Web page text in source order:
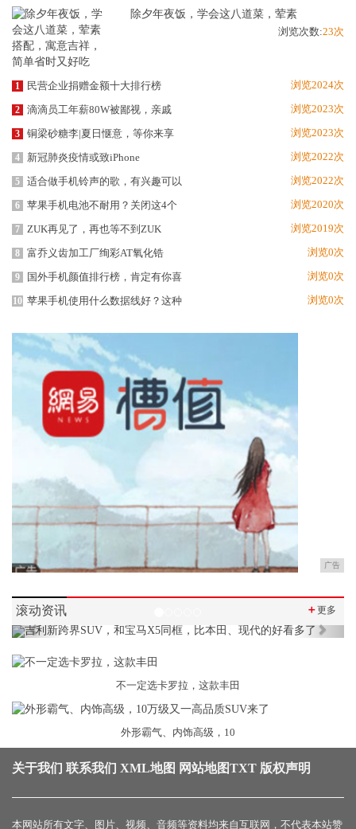
除夕年夜饭，学会这八道菜，荤素
浏览次数:23次
1 民营企业捐赠金额十大排行榜 浏览2024次
2 滴滴员工年薪80W被鄙视，亲戚 浏览2023次
3 铜梁砂糖李|夏日惬意，等你来享 浏览2023次
4 新冠肺炎疫情或致iPhone 浏览2022次
5 适合做手机铃声的歌，有兴趣可以 浏览2022次
6 苹果手机电池不耐用？关闭这4个 浏览2020次
7 ZUK再见了，再也等不到ZUK 浏览2019次
8 富乔义齿加工厂绚彩AT氧化锆 浏览0次
9 国外手机颜值排行榜，肯定有你喜 浏览0次
10 苹果手机使用什么数据线好？这种 浏览0次
广告
滚动资讯 ＋更多
Previous Next
不一定选卡罗拉，这款丰田
外形霸气、内饰高级，10
关于我们 联系我们 XML地图 网站地图TXT 版权声明
本网站所有文字、图片、视频、音频等资料均来自互联网，不代表本站赞